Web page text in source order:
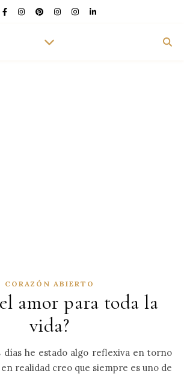
CORAZÓN ABIERTO
amor para toda la
vida?
realidad creo que siempre es uno de